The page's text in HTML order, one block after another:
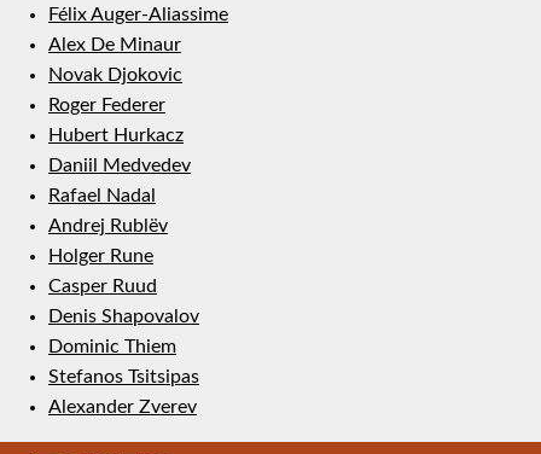
Félix Auger-Aliassime
Alex De Minaur
Novak Djokovic
Roger Federer
Hubert Hurkacz
Daniil Medvedev
Rafael Nadal
Andrej Rublëv
Holger Rune
Casper Ruud
Denis Shapovalov
Dominic Thiem
Stefanos Tsitsipas
Alexander Zverev